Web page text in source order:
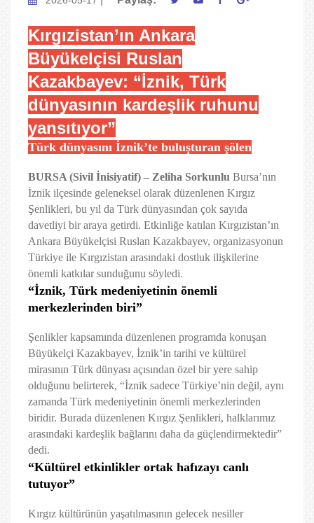
Kırgızistan’ın Ankara
Büyükelçisi Ruslan
Kazakbayev: “İznik, Türk
dünyasının kardeşlik ruhunu
yansıtıyor”
Türk dünyasını İznik’te buluşturan şölen
BURSA (Sivil İnisiyatif) – Zeliha Sorkunlu Bursa’nın
İznik ilçesinde geleneksel olarak düzenlenen Kırgız
Şenlikleri, bu yıl da Türk dünyasından çok sayıda
davetliyi bir araya getirdi. Etkinliğe katılan Kırgızistan’ın
Ankara Büyükelçisi Ruslan Kazakbayev, organizasyonun
Türkiye ile Kırgızistan arasındaki dostluk ilişkilerine
önemli katkılar sunduğunu söyledi.
“İznik, Türk medeniyetinin önemli
merkezlerinden biri”
Şenlikler kapsamında düzenlenen programda konuşan
Büyükelçi Kazakbayev, İznik’in tarihi ve kültürel
mirasının Türk dünyası açısından özel bir yere sahip
olduğunu belirterek, “İznik sadece Türkiye’nin değil, aynı
zamanda Türk medeniyetinin önemli merkezlerinden
biridir. Burada düzenlenen Kırgız Şenlikleri, halklarımız
arasındaki kardeşlik bağlarını daha da güçlendirmektedir”
dedi.
“Kültürel etkinlikler ortak hafızayı canlı
tutuyor”
Kırgız kültürünün yaşatılmasının gelecek nesiller